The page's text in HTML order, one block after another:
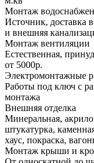
Монтаж
Источник, доставка
и внешняя
Монтаж вентиляции
Естественная,
от 5000р.
Электромонтажные
Работы под ключ с
монтажа
Внешняя отделка
Минеральная,
штукатурка,
хаус, покраска,
Монтаж крыши и